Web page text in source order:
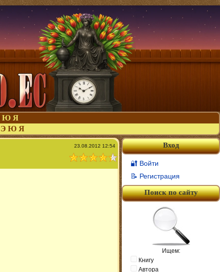
Ю Я
Э Ю Я
23.08.2012 12:54 Вход
🔐 Войти
📝 Регистрация
Поиск по сайту
Ищем:
Книгу
Автора